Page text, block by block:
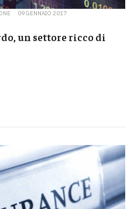
09 GENNAIO 2017
un settore ricco di